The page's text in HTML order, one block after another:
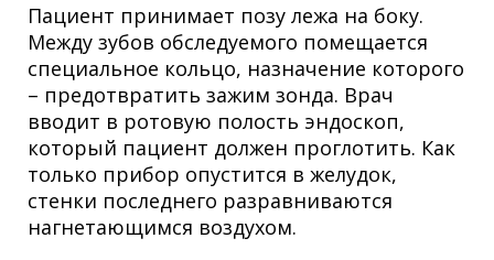
Пациент принимает позу лежа на боку.
Между зубов обследуемого помещается
специальное кольцо, назначение которого
– предотвратить зажим зонда. Врач
вводит в ротовую полость эндоскоп,
который пациент должен проглотить. Как
только прибор опустится в желудок,
стенки последнего разравниваются
нагнетающимся воздухом.